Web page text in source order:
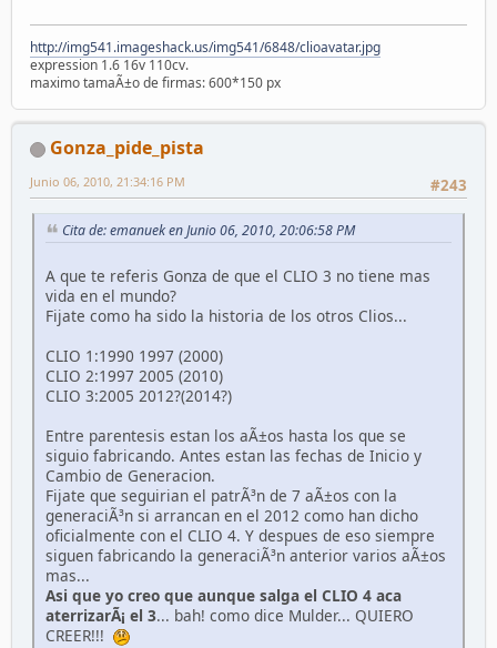
http://img541.imageshack.us/img541/6848/clioavatar.jpg
expression 1.6 16v 110cv.
maximo tamaÃ±o de firmas: 600*150 px
Gonza_pide_pista
#243
Junio 06, 2010, 21:34:16 PM
Cita de: emanuek en Junio 06, 2010, 20:06:58 PM
A que te referis Gonza de que el CLIO 3 no tiene mas
vida en el mundo?
Fijate como ha sido la historia de los otros Clios...
CLIO 1:1990 1997 (2000)
CLIO 2:1997 2005 (2010)
CLIO 3:2005 2012?(2014?)
Entre parentesis estan los aÃ±os hasta los que se
siguio fabricando. Antes estan las fechas de Inicio y
Cambio de Generacion.
Fijate que seguirian el patrÃ³n de 7 aÃ±os con la
generaciÃ³n si arrancan en el 2012 como han dicho
oficialmente con el CLIO 4. Y despues de eso siempre
siguen fabricando la generaciÃ³n anterior varios aÃ±os
mas...
Asi que yo creo que aunque salga el CLIO 4 aca
aterrizarÃ¡ el 3... bah! como dice Mulder... QUIERO
CREER!!!